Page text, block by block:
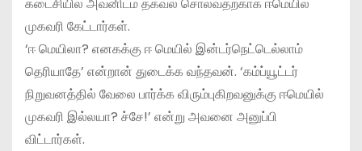
முகவரி கேட்டார்கள்.
‘ஈ மெயிலா? எனகக்கு ஈ மெயில் இன்டர்நெட்டெல்லாம்
தெரியாதே’ என்றான் துடைக்க வந்தவன். ‘கம்ப்யூட்டர்
நிறுவனத்தில் வேலை பார்க்க விரும்புகிறவனுக்கு ஈமெயில்
முகவரி இல்லயா? ச்சே!’ என்று அவனை அனுப்பி
விட்டார்கள்.